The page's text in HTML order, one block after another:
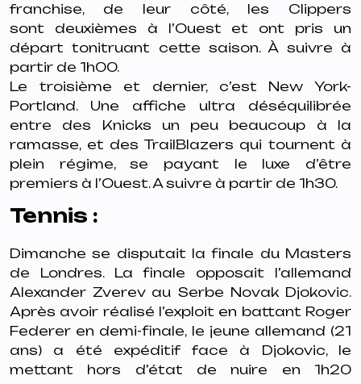
franchise, de leur côté, les Clippers
sont deuxièmes à l’Ouest et ont pris un
départ tonitruant cette saison. À suivre à
partir de 1h00.
Le troisième et dernier, c’est New York-
Portland. Une affiche ultra déséquilibrée
entre des Knicks un peu beaucoup à la
ramasse, et des TrailBlazers qui tournent à
plein régime, se payant le luxe d’être
premiers à l’Ouest. A suivre à partir de 1h30.
Tennis :
Dimanche se disputait la finale du Masters
de Londres. La finale opposait l’allemand
Alexander Zverev au Serbe Novak Djokovic.
Après avoir réalisé l’exploit en battant Roger
Federer en demi-finale, le jeune allemand (21
ans) a été expéditif face à Djokovic, le
mettant hors d’état de nuire en 1h20